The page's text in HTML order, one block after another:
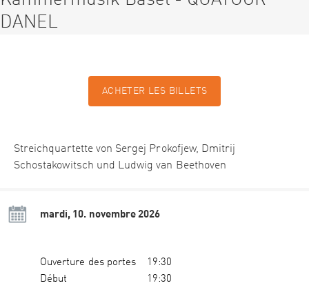
DANEL
ACHETER LES BILLETS
Streichquartette von Sergej Prokofjew, Dmitrij
Schostakowitsch und Ludwig van Beethoven
mardi, 10. novembre 2026
Ouverture des portes
19:30
Début
19:30